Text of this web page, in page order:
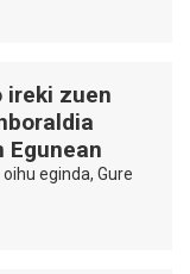
ireki zuen
Egunean
eginda, Gure